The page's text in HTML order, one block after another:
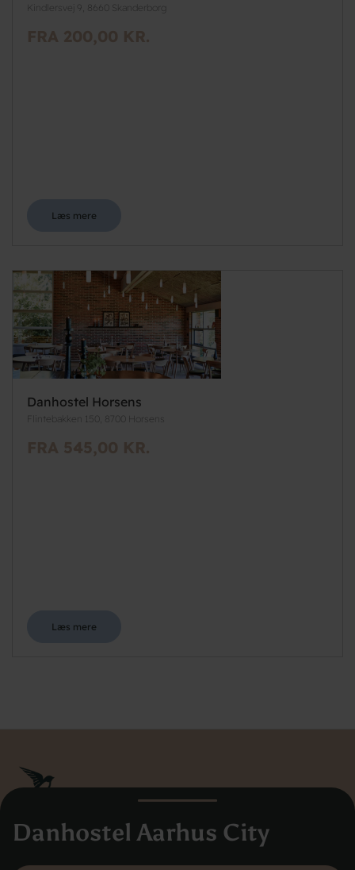
Danhostel Aarhus City
Kindlersvej 9, 8660 Skanderborg
FRA 200,00 KR.
Læs mere
Danhostel Horsens
Flintebakken 150, 8700 Horsens
FRA 545,00 KR.
Læs mere
Danhostel Danmarks Vandrerhjem